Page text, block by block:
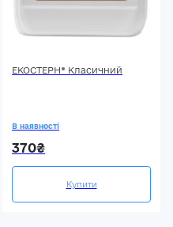
ЕКОСТЕРН® Класичний
В наявності
370₴
Купити